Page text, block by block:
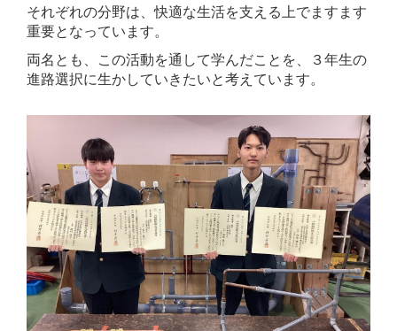
それぞれの分野は、快適な生活を支える上でますます
重要となっています。
両名とも、この活動を通して学んだことを、３年生の
進路選択に生かしていきたいと考えています。